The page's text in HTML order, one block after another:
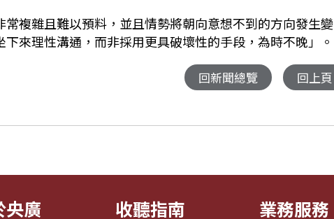
複雜且難以預料，並且情勢將朝向意想不到的方向發生變
來理性溝通，而非採用更具破壞性的手段，為時不晚」。
回新聞總覽 回上頁
央廣 收聽指南 業務服務